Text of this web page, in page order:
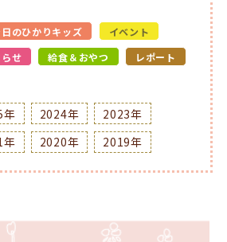
のひかりキッズ
イベント
せ 給食＆おやつ レポート
年 2024年
2023年
年 2020年 2019年